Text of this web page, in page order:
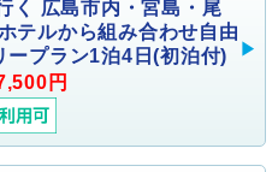
く 広島市内・宮島・尾
テルから組み合わせ自由
ープラン1泊4日(初泊付)
円